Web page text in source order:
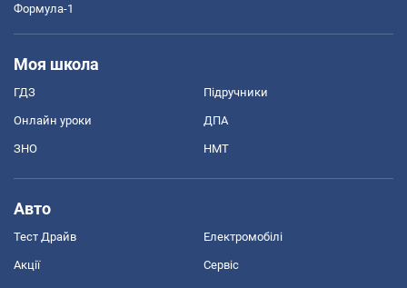
Формула-1
Моя школа
ГДЗ Підручники
Онлайн уроки ДПА
ЗНО НМТ
Авто
Тест Драйв Електромобілі
Акції Сервіс